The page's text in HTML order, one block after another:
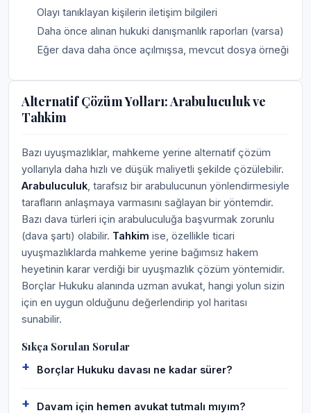
Olayı tanıklayan kişilerin iletişim bilgileri
Daha önce alınan hukuki danışmanlık raporları (varsa)
Eğer dava daha önce açılmışsa, mevcut dosya örneği
Alternatif Çözüm Yolları: Arabuluculuk ve
Tahkim
Bazı uyuşmazlıklar, mahkeme yerine alternatif çözüm
yollarıyla daha hızlı ve düşük maliyetli şekilde çözülebilir.
Arabuluculuk , tarafsız bir arabulucunun yönlendirmesiyle
tarafların anlaşmaya varmasını sağlayan bir yöntemdir.
Bazı dava türleri için arabuluculuğa başvurmak zorunlu
(dava şartı) olabilir. Tahkim ise, özellikle ticari
uyuşmazlıklarda mahkeme yerine bağımsız hakem
heyetinin karar verdiği bir uyuşmazlık çözüm yöntemidir.
Borçlar Hukuku alanında uzman avukat, hangi yolun sizin
için en uygun olduğunu değerlendirip yol haritası
sunabilir.
Sıkça Sorulan Sorular
Borçlar Hukuku davası ne kadar sürer?
Davam için hemen avukat tutmalı mıyım?